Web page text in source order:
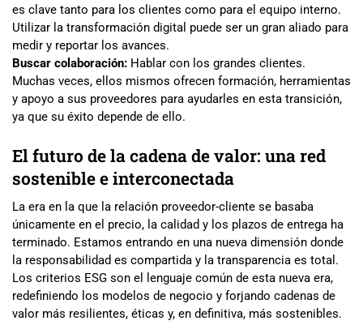
es clave tanto para los clientes como para el equipo interno.
Utilizar la transformación digital puede ser un gran aliado para
medir y reportar los avances.
Buscar colaboración: Hablar con los grandes clientes.
Muchas veces, ellos mismos ofrecen formación, herramientas
y apoyo a sus proveedores para ayudarles en esta transición,
ya que su éxito depende de ello.
El futuro de la cadena de valor: una red
sostenible e interconectada
La era en la que la relación proveedor-cliente se basaba
únicamente en el precio, la calidad y los plazos de entrega ha
terminado. Estamos entrando en una nueva dimensión donde
la responsabilidad es compartida y la transparencia es total.
Los criterios ESG son el lenguaje común de esta nueva era,
redefiniendo los modelos de negocio y forjando cadenas de
valor más resilientes, éticas y, en definitiva, más sostenibles.